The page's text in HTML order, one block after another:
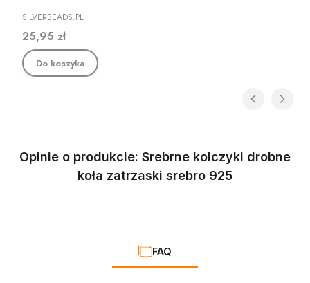
PRODUCENT
SILVERBEADS.PL
Cena
25,95 zł
Do koszyka
Opinie o produkcie: Srebrne kolczyki drobne
koła zatrzaski srebro 925
FAQ